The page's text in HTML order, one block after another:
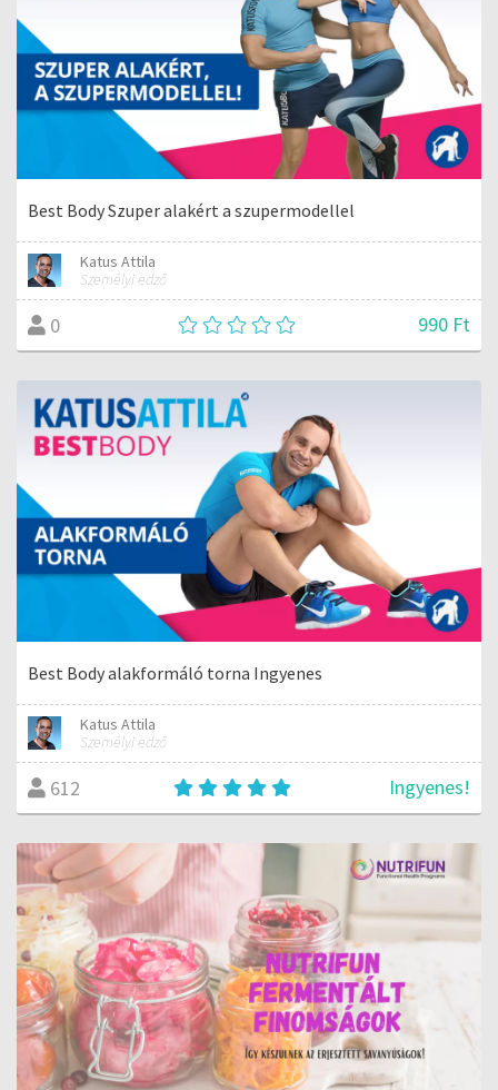
Best Body Szuper alakért a szupermodellel
Katus Attila
Személyi edző
0 990 Ft
Best Body alakformáló torna Ingyenes
Katus Attila
Személyi edző
612 Ingyenes!